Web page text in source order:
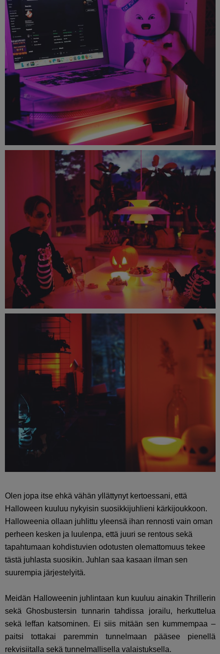
Olen jopa itse ehkä vähän yllättynyt kertoessani, että
Halloween kuuluu nykyisin suosikkijuhlieni kärkijoukkoon.
Halloweenia ollaan juhlittu yleensä ihan rennosti vain oman
perheen kesken ja luulenpa, että juuri se rentous sekä
tapahtumaan kohdistuvien odotusten olemattomuus tekee
tästä juhlasta suosikin. Juhlan saa kasaan ilman sen
suurempia järjestelyitä.
Meidän Halloweenin juhlintaan kun kuuluu ainakin Thrillerin
sekä Ghosbustersin tunnarin tahdissa jorailu, herkuttelua
sekä leffan katsominen. Ei siis mitään sen kummempaa –
paitsi tottakai paremmin tunnelmaan pääsee pienellä
rekvisiitalla sekä tunnelmallisella valaistuksella.